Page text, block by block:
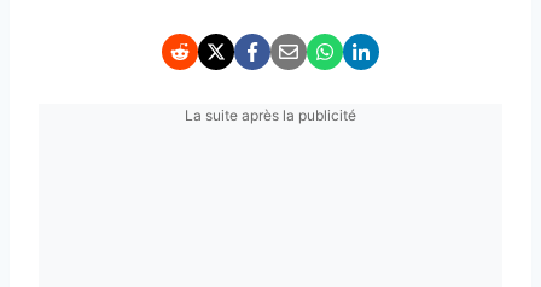
La suite après la publicité